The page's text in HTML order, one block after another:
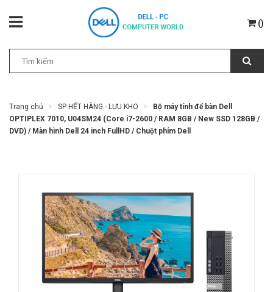
()
Trang chủ SP HẾT HÀNG - LƯU KHO
Bộ máy tính để bàn Dell
OPTIPLEX 7010, U04SM24 (Core i7-2600 / RAM 8GB / New SSD 128GB /
DVD) / Màn hình Dell 24 inch FullHD / Chuột phím Dell